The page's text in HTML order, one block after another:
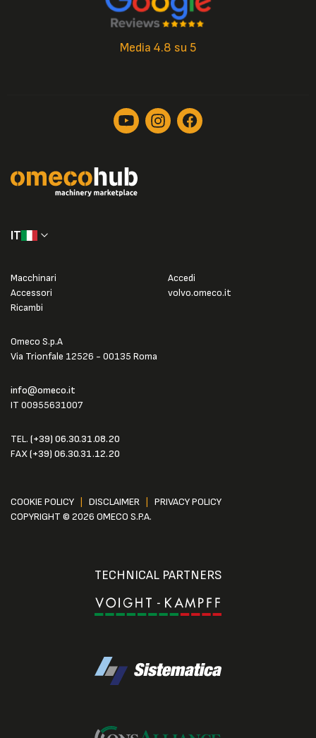
Media 4.8 su 5
IT
Omeco S.p.A
Via Trionfale 12526 - 00135 Roma
info@omeco.it
IT 00955631007
TEL. (+39) 06.30.31.08.20
FAX(+39) 06.30.31.12.20
Macchinari
Accessori
Ricambi
Accedi
volvo.omeco.it
COOKIE POLICY DISCLAIMER
PRIVACY POLICY
COPYRIGHT © 2026 OMECO S.P.A.
TECHNICAL PARTNERS